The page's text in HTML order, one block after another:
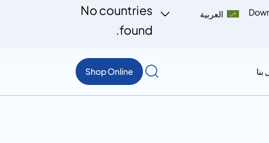
العربية
No countries
found.
Shop Online